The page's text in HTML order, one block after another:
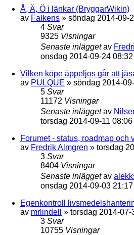
Å, Ä, Ö i länkar (BryggarWikin)
av Falkens » söndag 2014-09-
4 Svar
9325 Visningar
Senaste inläggetav
onsdag 2014-09-24 08:32
Vilken köpe äppeljos går att
av PULQUE » söndag 2014-
5 Svar
11172 Visningar
Senaste inläggetav
torsdag 2014-09-11 08:06
Forumet - status, roadmap och
av Fredrik Almgren » torsdag
3 Svar
8404 Visningar
Senaste inläggetav
onsdag 2014-09-03 21:17
Egenkontroll
av mrlindell » torsdag 2014-07-
3 Svar
10755 Visningar